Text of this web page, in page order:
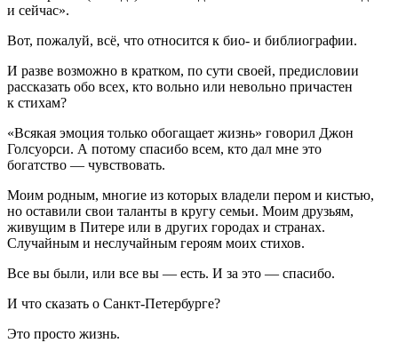
и сейчас».
Вот, пожалуй, всё, что относится к био- и библиографии.
И разве возможно в кратком, по сути своей, предисловии
рассказать обо всех, кто вольно или невольно причастен
к стихам?
«Всякая эмоция только обогащает жизнь» говорил Джон
Голсуорси. А потому спасибо всем, кто дал мне это
богатство — чувствовать.
Моим родным, многие из которых владели пером и кистью,
но оставили свои таланты в кругу семьи. Моим друзьям,
живущим в Питере или в других городах и странах.
Случайным и неслучайным героям моих стихов.
Все вы были, или все вы — есть. И за это — спасибо.
И что сказать о Санкт-Петербурге?
Это просто жизнь.